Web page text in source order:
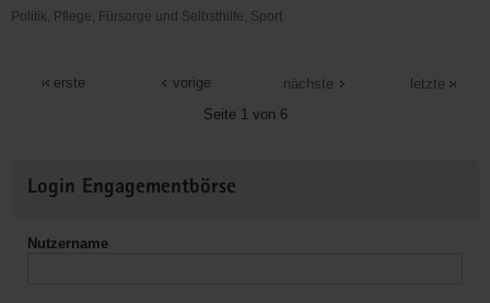
eV.
Politik, Pflege, Fürsorge und Selbsthilfe, Sport
Silberzeche
erste
vorige
Seite 1 von 6
nächste letzte
Informationen
Login Engagementbörse
Nutzername